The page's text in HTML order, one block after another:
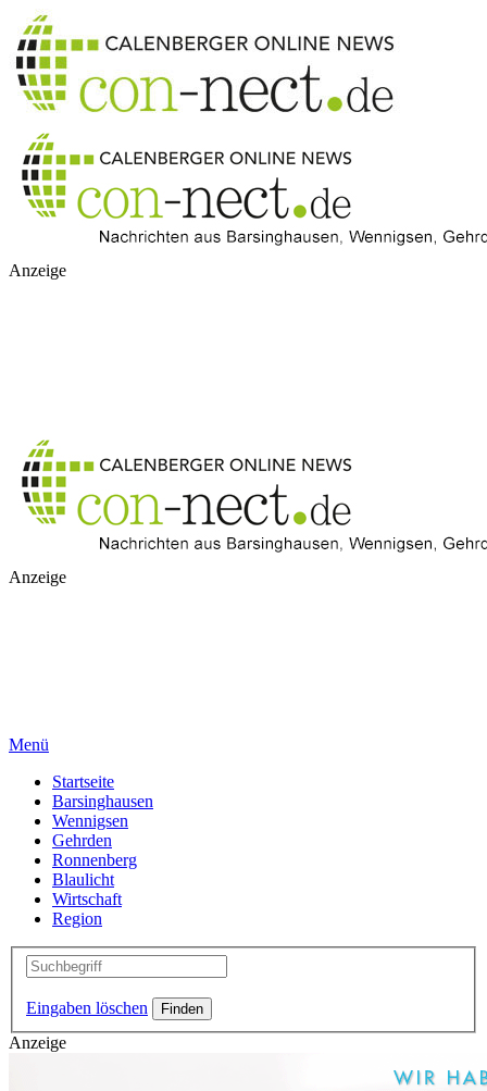
Anzeige
Anzeige
Menü
Startseite
Barsinghausen
Wennigsen
Gehrden
Ronnenberg
Blaulicht
Wirtschaft
Region
Eingaben löschen
Anzeige